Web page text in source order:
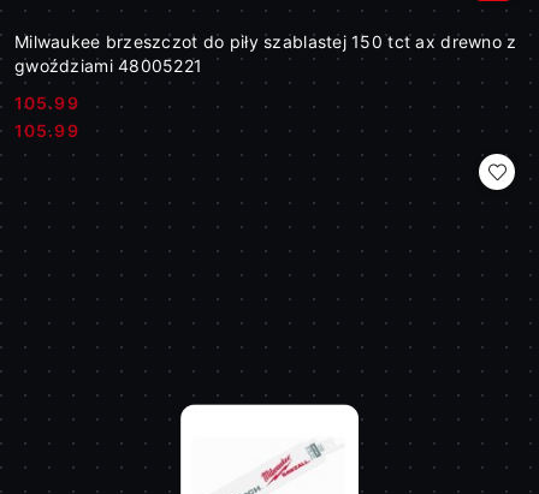
Milwaukee brzeszczot do piły szablastej 150 tct ax drewno z
gwoździami 48005221
Cena:
105.99
Cena:
105.99